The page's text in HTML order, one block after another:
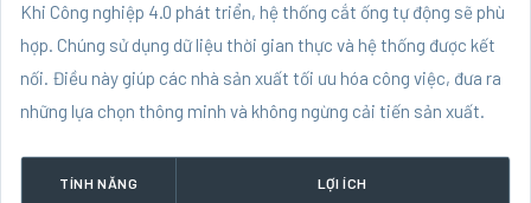
Khi Công nghiệp 4.0 phát triển, hệ thống cắt ống tự động sẽ phù
hợp. Chúng sử dụng dữ liệu thời gian thực và hệ thống được kết
nối. Điều này giúp các nhà sản xuất tối ưu hóa công việc, đưa ra
những lựa chọn thông minh và không ngừng cải tiến sản xuất.
TÍNH NĂNG LỢI ÍCH